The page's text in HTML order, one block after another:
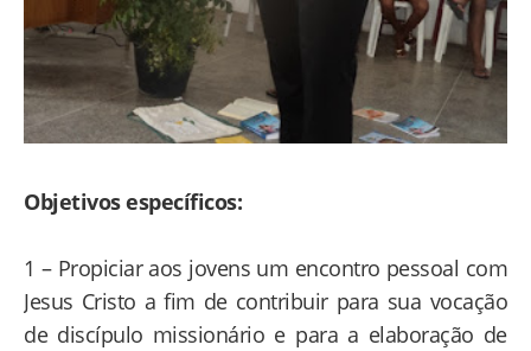
Objetivos específicos:
1 – Propiciar aos jovens um encontro pessoal com
Jesus Cristo a fim de contribuir para sua vocação
de discípulo missionário e para a elaboração de